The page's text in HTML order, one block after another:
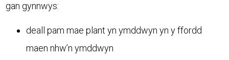
gan gynnwys:
deall pam mae plant yn ymddwyn yn y ffordd
maen nhw’n ymddwyn